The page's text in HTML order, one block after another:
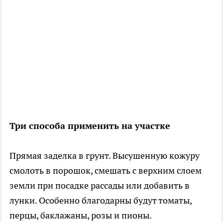
Три способа применить на участке
Прямая заделка в грунт. Высушенную кожуру
смолоть в порошок, смешать с верхним слоем
земли при посадке рассады или добавить в
лунки. Особенно благодарны будут томаты,
перцы, баклажаны, розы и пионы.